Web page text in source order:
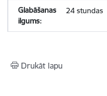
24 stundas
Drukāt lapu